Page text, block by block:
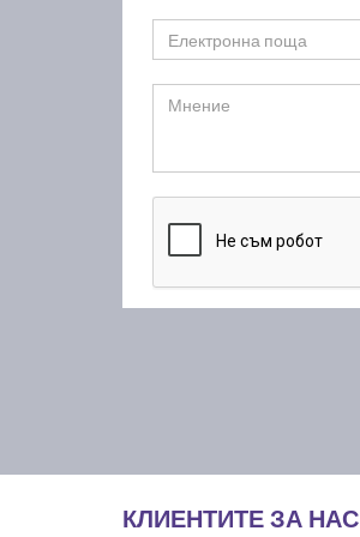
КЛИЕНТИТЕ ЗА НАС